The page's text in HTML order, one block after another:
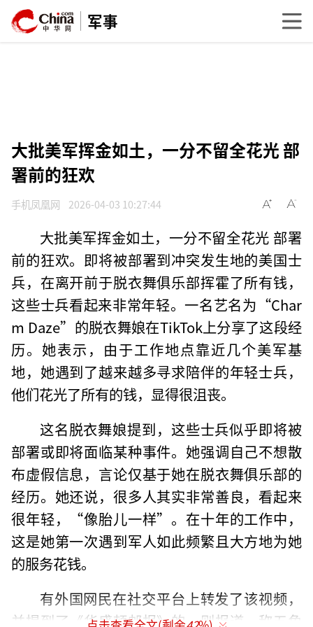
军事
大批美军挥金如土，一分不留全花光 部
署前的狂欢
手机凤凰网 2026-04-03 10:27:44
大批美军挥金如土，一分不留全花光 部署
前的狂欢。即将被部署到冲突发生地的美国士
兵，在离开前于脱衣舞俱乐部挥霍了所有钱，
这些士兵看起来非常年轻。一名艺名为“Char
m Daze”的脱衣舞娘在TikTok上分享了这段经
历。她表示，由于工作地点靠近几个美军基
地，她遇到了越来越多寻求陪伴的年轻士兵，
他们花光了所有的钱，显得很沮丧。
这名脱衣舞娘提到，这些士兵似乎即将被
部署或即将面临某种事件。她强调自己不想散
布虚假信息，言论仅基于她在脱衣舞俱乐部的
经历。她还说，很多人其实非常善良，看起来
很年轻，“像胎儿一样”。在十年的工作中，
这是她第一次遇到军人如此频繁且大方地为她
的服务花钱。
有外国网民在社交平台上转发了该视频，
并提到了《华盛顿邮报》的一则报道，称五角